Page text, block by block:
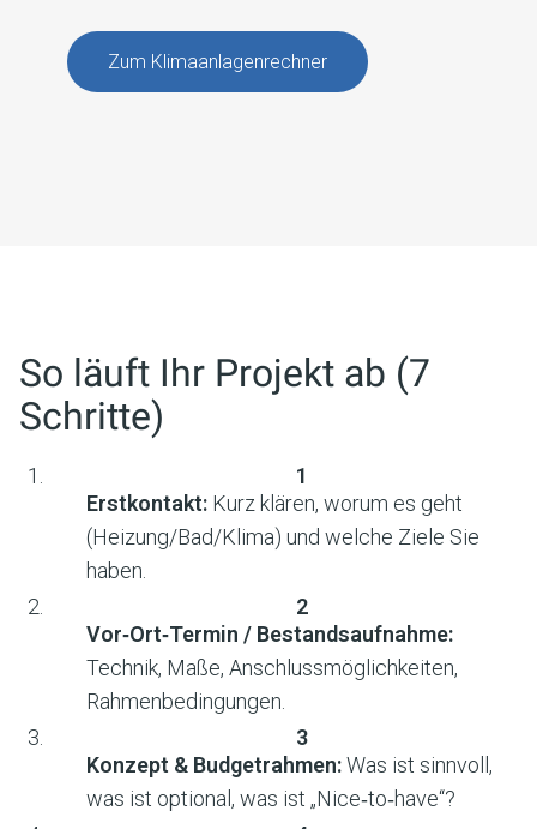
Zum Klimaanlagenrechner
So läuft Ihr Projekt ab (7
Schritte)
Erstkontakt: Kurz klären, worum es geht
(Heizung/Bad/Klima) und welche Ziele Sie
haben.
Vor‑Ort‑Termin / Bestandsaufnahme:
Technik, Maße, Anschlussmöglichkeiten,
Rahmenbedingungen.
Konzept & Budgetrahmen:Was ist sinnvoll,
was ist optional, was ist „Nice‑to‑have“?